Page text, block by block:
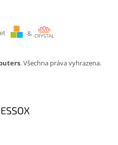
&
. Všechna práva vyhrazena.